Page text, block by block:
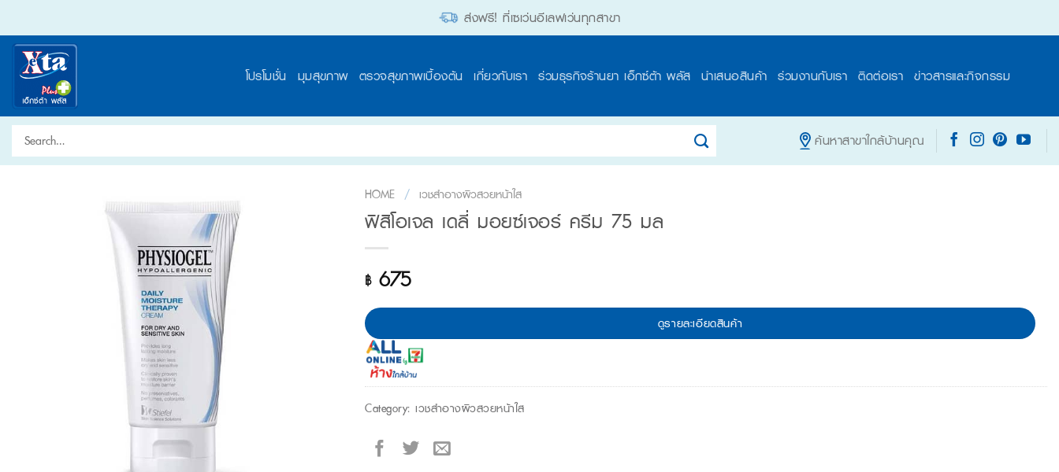
content
ส่งฟรี! ที่เซเว่นอีเลฟเว่นทุกสาขา
โปรโมชั่น มุมสุขภาพ ตรวจสุขภาพเบื้องต้น เกี่ยวกับเรา ร่วมธุรกิจร้านยา เอ็กซ์ต้า พลัส นำเสนอสินค้า ร่วมงานกับเรา ติดต่อเรา ข่าวสารและกิจกรรม
Search
for:
ค้นหาสาขาใกล้บ้านคุณ
HOME / เวชสำอางผิวสวยหน้าใส
ฟิสิโอเจล เดลี่ มอยซ์เจอร์ ครีม 75 มล
฿675
ดูรายละเอียดสินค้า
Category: เวชสำอางผิวสวยหน้าใส